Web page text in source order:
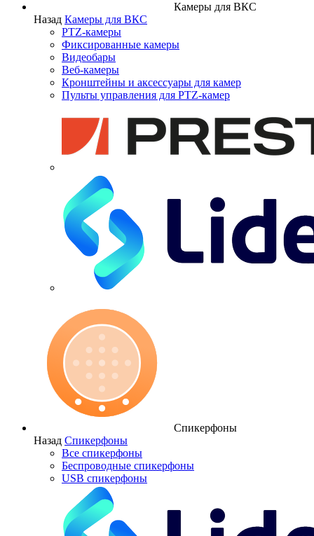
Камеры для ВКС
Назад Камеры для ВКС
PTZ-камеры
Фиксированные камеры
Видеобары
Веб-камеры
Кронштейны и аксессуары для камер
Пульты управления для PTZ-камер
Спикерфоны
Назад Спикерфоны
Все спикерфоны
Беспроводные спикерфоны
USB спикерфоны